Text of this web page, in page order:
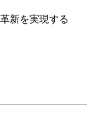
新を実現する